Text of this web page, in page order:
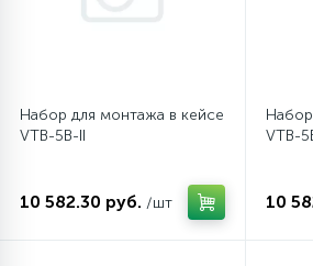
Сальники барабана
Сливные насосы (помпы)
Набор для монтажа в кейсе
VTB-5B-II
10 582.30 руб. /шт
VTB-
10